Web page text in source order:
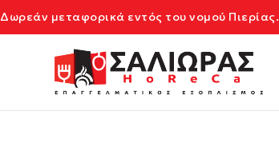
Δωρεάν μεταφορικά εντός του νομού Πιερίας.